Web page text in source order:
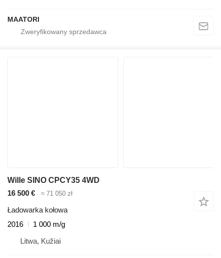
MAATORI
Wille SINO CPCY35 4WD
16 500 €
≈ 71 050 zł
Ładowarka kołowa
2016
1 000 m/g
Litwa, Kužiai